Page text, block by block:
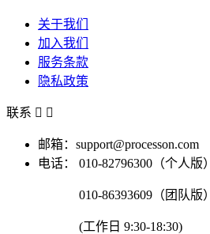
关于我们
加入我们
服务条款
隐私政策
联系  
邮箱：support@processon.com
电话：
010-82796300（个人版）
010-86393609（团队版）
(工作日 9:30-18:30)